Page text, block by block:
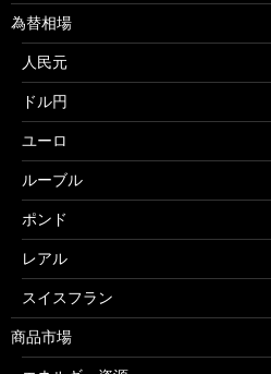
為替相場
人民元
ドル円
ユーロ
ルーブル
ポンド
レアル
スイスフラン
商品市場